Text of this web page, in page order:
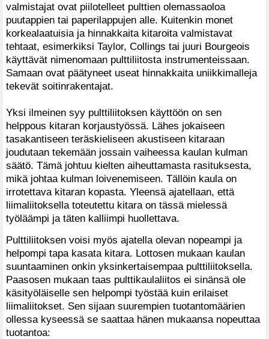
valmistajat ovat piilotelleet pulttien olemassaoloa
puutappien tai paperilappujen alle. Kuitenkin monet
korkealaatuisia ja hinnakkaita kitaroita valmistavat
tehtaat, esimerkiksi Taylor, Collings tai juuri Bourgeois
käyttävät nimenomaan pulttiliitosta instrumenteissaan.
Samaan ovat päätyneet useat hinnakkaita uniikkimalleja
tekevät soitinrakentajat.
Yksi ilmeinen syy pulttiliitoksen käyttöön on sen
helppous kitaran korjaustyössä. Lähes jokaiseen
tasakantiseen teräskieliseen akustiseen kitaraan
joudutaan tekemään jossain vaiheessa kaulan kulman
säätö. Tämä johtuu kielten aiheuttamasta rasituksesta,
mikä johtaa kulman loivenemiseen. Tällöin kaula on
irrotettava kitaran kopasta. Yleensä ajatellaan, että
liimaliitoksella toteutettu kitara on tässä mielessä
työläämpi ja täten kalliimpi huollettava.
Pulttiliitoksen voisi myös ajatella olevan nopeampi ja
helpompi tapa kasata kitara. Lottosen mukaan kaulan
suuntaaminen onkin yksinkertaisempaa pulttiliitoksella.
Paasosen mukaan taas pulttikaulaliitos ei sinänsä ole
käsityöläiselle sen helpompi työstää kuin erilaiset
liimaliitokset. Sen sijaan suurempien tuotantomäärien
ollessa kyseessä se saattaa hänen mukaansa nopeuttaa
tuotantoa: